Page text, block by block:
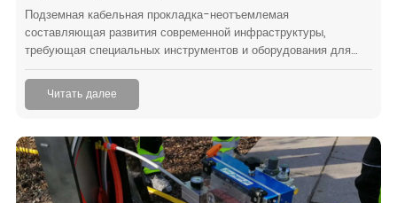
Подземная кабельная прокладка-неотъемлемая
составляющая развития современной инфраструктуры,
требующая специальных инструментов и оборудования для
безопасной и эффективной прокладки кабелей. Здесь мы
исследуем различные виды оборудования для подземной
прокладки кабелей, а также их использование и преимущества
использование этих инструментов может значительно
сократить время и усилия, затраченные на установку
подземных кабелей, гарантируя при этом высочайший уровень
безопасности и точности.
Читать далее